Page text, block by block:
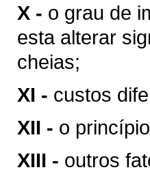
X - o grau de
esta alterar
cheias;
XI - custos
XII - o
XIII - outros